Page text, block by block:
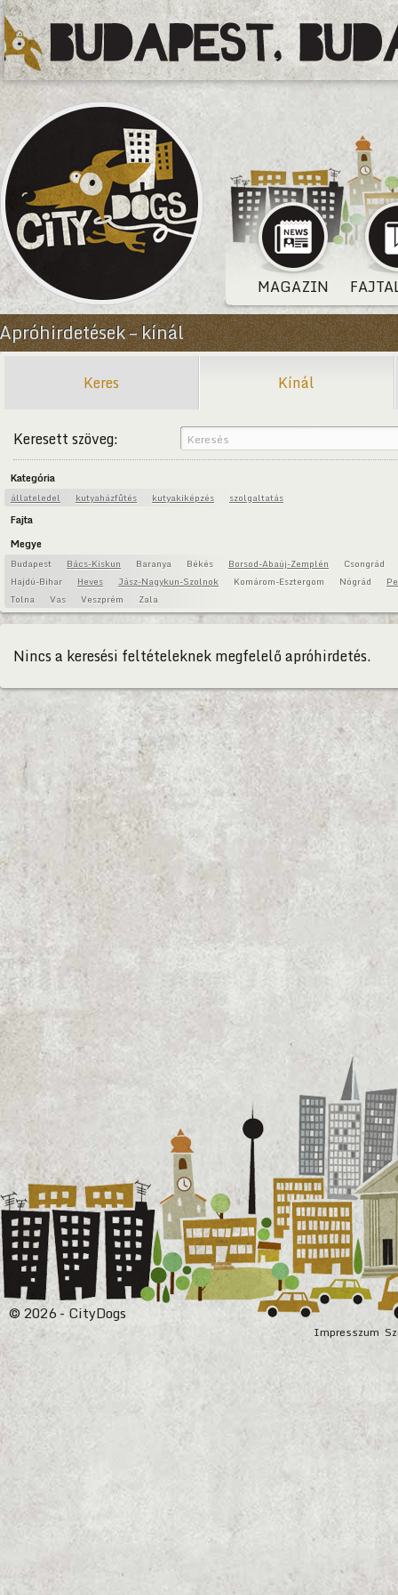
MAGAZIN
Apróhirdetések – kínál
Keres Kínál
Keresett szöveg:
Kategória
állateledel kutyaházfűtés kutyakiképzés szolgaltatás
Fajta
Megye
Budapest Bács-Kiskun Baranya Békés Borsod-Abaúj-Zemplén
Csongrád
Hajdú-Bihar
Heves Jász-Nagykun-Szolnok Komárom-Esztergom Nógrád
Tolna
Vas Veszprém Zala
Nincs a keresési feltételeknek megfelelő apróhirdetés.
Impresszum
© 2026 - CityDogs